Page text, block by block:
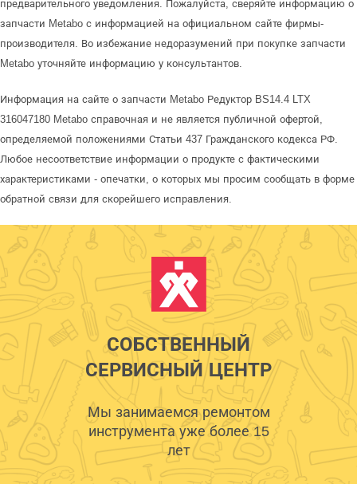
предварительного уведомления. Пожалуйста, сверяйте информацию о
запчасти Metabo с информацией на официальном сайте фирмы-
производителя. Во избежание недоразумений при покупке запчасти
Metabo уточняйте информацию у консультантов.
Информация на сайте о запчасти Metabo Редуктор BS14.4 LTX
316047180 Metabo справочная и не является публичной офертой,
определяемой положениями Статьи 437 Гражданского кодекса РФ.
Любое несоответствие информации о продукте с фактическими
характеристиками - опечатки, о которых мы просим сообщать в форме
обратной связи для скорейшего исправления.
СОБСТВЕННЫЙ
СЕРВИСНЫЙ ЦЕНТР
Мы занимаемся ремонтом
инструмента уже более 15
лет